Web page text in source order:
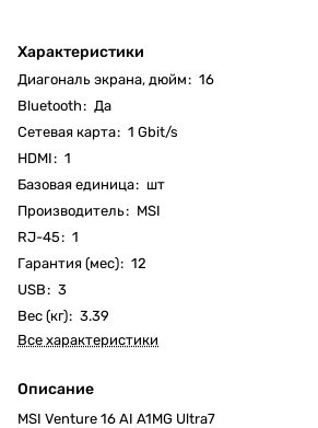
Характеристики
Диагональ экрана, дюйм: 16
Bluetooth: Да
Cетевая карта: 1 Gbit/s
HDMI: 1
Базовая единица: шт
Производитель: MSI
RJ-45: 1
Гарантия (мес): 12
USB: 3
Вес (кг): 3.39
Все характеристики
Описание
MSI Venture 16 AI A1MG Ultra7